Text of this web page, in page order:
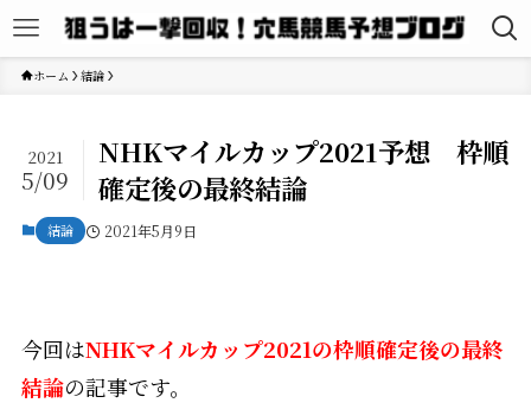
ホーム 結論
NHKマイルカップ2021予想 枠順
確定後の最終結論
2021
5/09
結論 2021年5月9日
今回はNHKマイルカップ2021の枠順確定後の最終
結論の記事です。